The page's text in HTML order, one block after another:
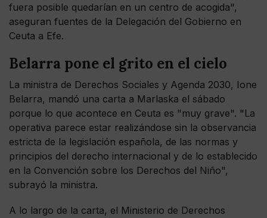
fuera posible quedarían en un centro de acogida",
aseguran fuentes de la Delegación del Gobierno en
Ceuta a Efe.
Belarra pone el grito en el cielo
La ministra de Derechos Sociales y Agenda 2030, Ione
Belarra, mandó una carta a Marlaska el sábado
porque lo que acontece en Ceuta es "muy grave". "La
operativa parece estar realizándose sin la observancia
estricta de la legislación española, de las normas y
principios del derecho internacional y de lo establecido
en la Convención sobre los Derechos del Niño",
subrayó la ministra.
A lo largo de la carta, el Ministerio de Derechos